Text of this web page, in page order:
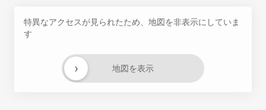
特異なアクセスが見られたため、地図を非表示にしていま
す
地図を表示
›